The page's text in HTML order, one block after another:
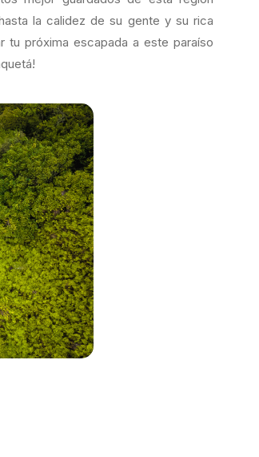
la calidez de su gente y su rica
tu próxima escapada a este paraíso